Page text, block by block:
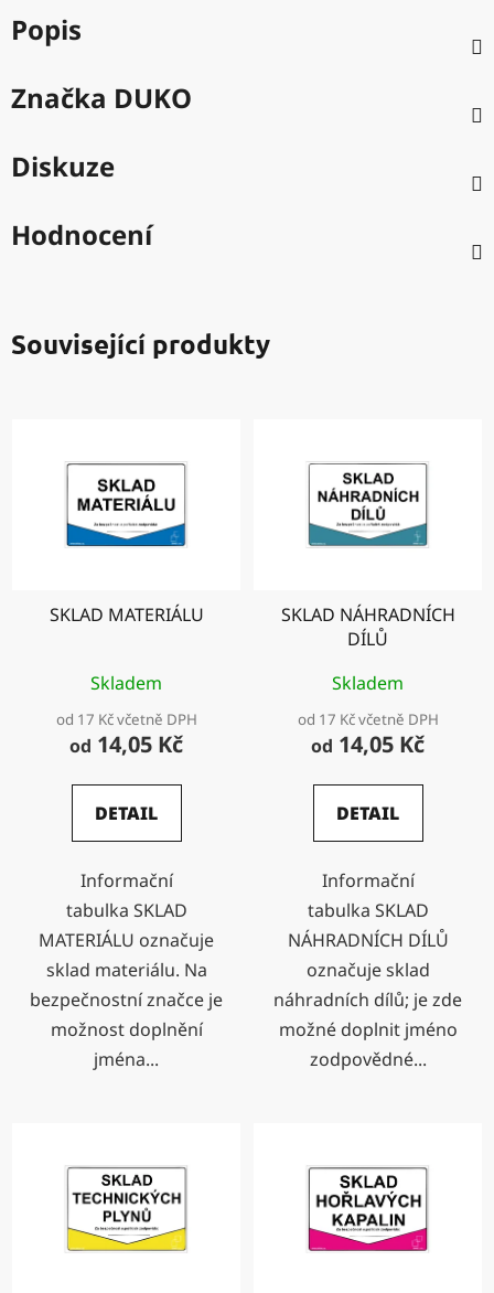
Popis
Značka DUKO
Diskuze
Hodnocení
Související produkty
SKLAD MATERIÁLU
Skladem
od 17 Kč včetně DPH
od 14,05 Kč
DETAIL
Informační
tabulka SKLAD
MATERIÁLU označuje
sklad materiálu. Na
bezpečnostní značce je
možnost doplnění
jména...
SKLAD NÁHRADNÍCH
DÍLŮ
Skladem
od 17 Kč včetně DPH
od 14,05 Kč
DETAIL
Informační
tabulka SKLAD
NÁHRADNÍCH DÍLŮ
označuje sklad
náhradních dílů; je zde
možné doplnit jméno
zodpovědné...